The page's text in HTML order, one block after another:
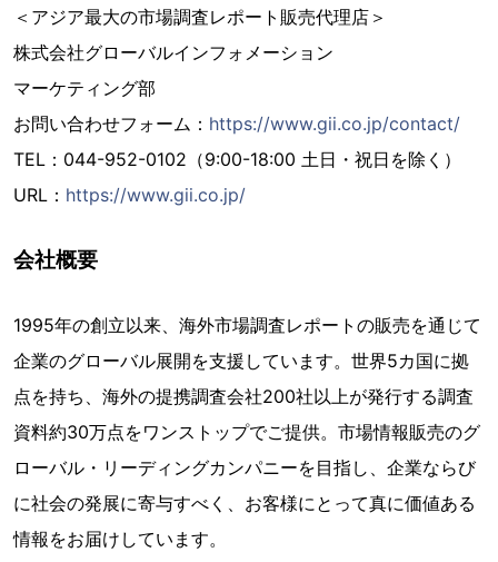
＜アジア最大の市場調査レポート販売代理店＞
株式会社グローバルインフォメーション
マーケティング部
お問い合わせフォーム： https://www.gii.co.jp/contact/
TEL：044-952-0102（9:00-18:00 土日・祝日を除く）
URL： https://www.gii.co.jp/
会社概要
1995年の創立以来、海外市場調査レポートの販売を通じて
企業のグローバル展開を支援しています。世界5カ国に拠
点を持ち、海外の提携調査会社200社以上が発行する調査
資料約30万点をワンストップでご提供。市場情報販売のグ
ローバル・リーディングカンパニーを目指し、企業ならび
に社会の発展に寄与すべく、お客様にとって真に価値ある
情報をお届けしています。